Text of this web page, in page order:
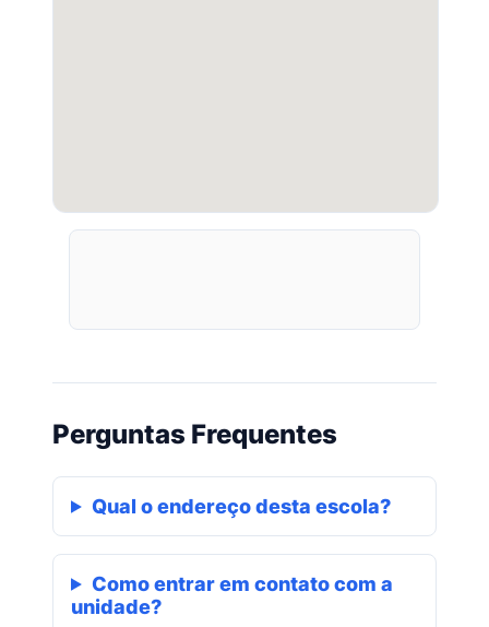
Perguntas Frequentes
Qual o endereço desta escola?
Como entrar em contato com a
unidade?